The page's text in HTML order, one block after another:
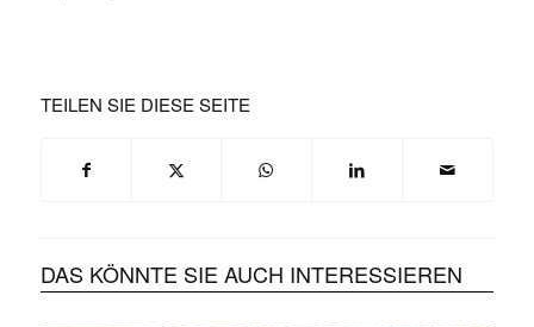
TEILEN SIE DIESE SEITE
DAS KÖNNTE SIE AUCH INTERESSIEREN